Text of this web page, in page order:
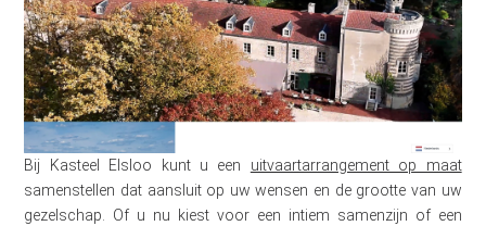
Bij Kasteel Elsloo kunt u een uitvaartarrangement op maat
samenstellen dat aansluit op uw wensen en de grootte van uw
gezelschap. Of u nu kiest voor een intiem samenzijn of een